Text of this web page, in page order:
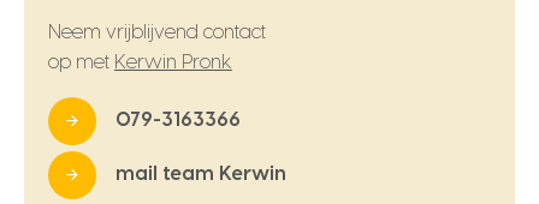
Neem vrijblijvend contact
op met Kerwin Pronk
079-3163366
mail team Kerwin